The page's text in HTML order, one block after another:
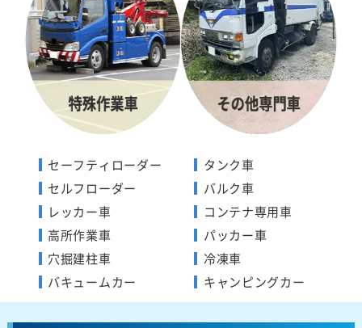
セーフティローダー
セルフローダー
レッカー車
高所作業車
穴掘建柱車
バキュームカー
タンク車
バルク車
コンテナ専用車
パッカー車
冷凍車
キャンピングカー